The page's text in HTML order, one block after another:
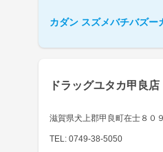
カダン スズメバチバズー
ドラッグユタカ甲良店
滋賀県犬上郡甲良町在士８０９
TEL: 0749-38-5050